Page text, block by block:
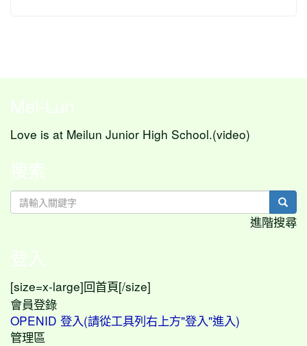
Mei-Lun
Love is at Meilun Junior High School.(video)
搜索
進階搜尋
登入
[size=x-large] 回首頁[/size]
會員登錄
OPENID 登入(請從工具列右上方"登入"進入)
管理區